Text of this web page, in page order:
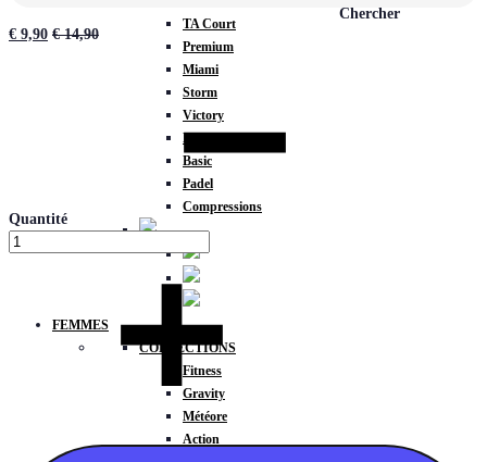
TA Court
Premium
Miami
Storm
Victory
Météore
Basic
Padel
Compressions
FEMMES
COLLECTIONS
Fitness
Gravity
Météore
Action
Chercher
€ 9,90 €14,90
Quantité